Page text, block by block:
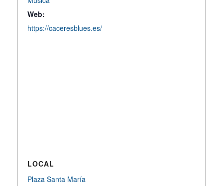
Web:
https://caceresblues.es/
LOCAL
Plaza Santa María